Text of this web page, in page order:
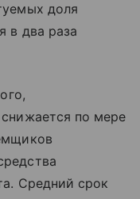
доля
в два раза
по мере
Cредний срок